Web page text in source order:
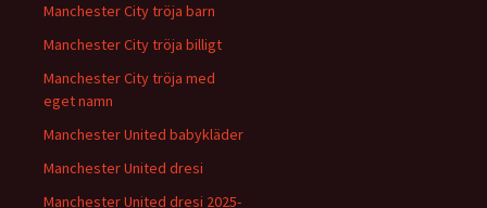
Manchester City tröja barn
Manchester City tröja billigt
Manchester City tröja med
eget namn
Manchester United babykläder
Manchester United dresi
Manchester United dresi 2025-